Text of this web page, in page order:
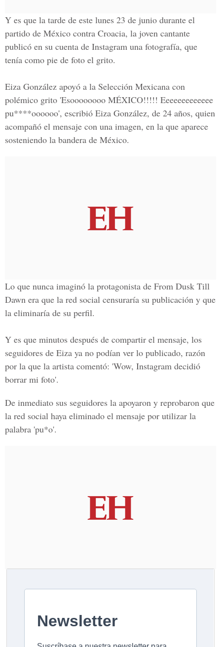
Y es que la tarde de este lunes 23 de junio durante el
partido de México contra Croacia, la joven cantante
publicó en su cuenta de Instagram una fotografía, que
tenía como pie de foto el grito.
Eiza González apoyó a la Selección Mexicana con
polémico grito 'Esoooooooo MÉXICO!!!!! Eeeeeeeeeeeee
pu****oooooo', escribió Eiza González, de 24 años, quien
acompañó el mensaje con una imagen, en la que aparece
sosteniendo la bandera de México.
Lo que nunca imaginó la protagonista de From Dusk Till
Dawn era que la red social censuraría su publicación y que
la eliminaría de su perfil.
Y es que minutos después de compartir el mensaje, los
seguidores de Eiza ya no podían ver lo publicado, razón
por la que la artista comentó: 'Wow, Instagram decidió
borrar mi foto'.
De inmediato sus seguidores la apoyaron y reprobaron que
la red social haya eliminado el mensaje por utilizar la
palabra 'pu*o'.